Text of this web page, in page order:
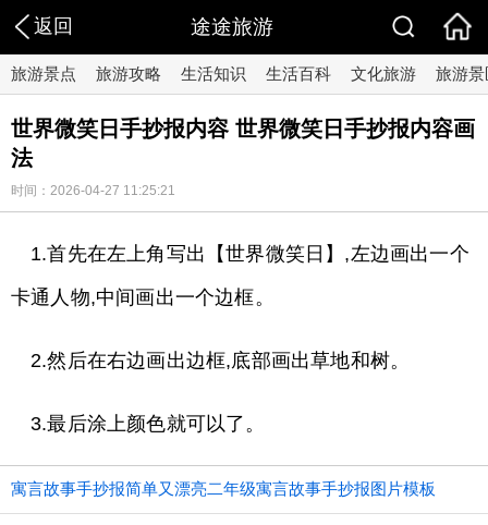
返回 途途旅游
旅游景点 旅游攻略 生活知识 生活百科 文化旅游 旅游景
世界微笑日手抄报内容 世界微笑日手抄报内容画
法
时间：2026-04-27 11:25:21
1.首先在左上角写出【世界微笑日】,左边画出一个
卡通人物,中间画出一个边框。
2.然后在右边画出边框,底部画出草地和树。
3.最后涂上颜色就可以了。
寓言故事手抄报简单又漂亮二年级寓言故事手抄报图片模板